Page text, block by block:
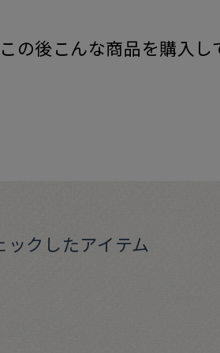
の後こんな商品を購入し
ックしたアイテム